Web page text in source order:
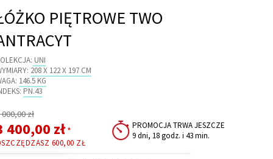
PIĘTROWE TWO
UNI
208 X 122 X 197 CM
146.5 KG
PN.43
000,00 zł
400,00 zł *
600,00 ZŁ
PROMOCJA TRWA JESZCZE
9 dni, 18 godz. i 43 min.